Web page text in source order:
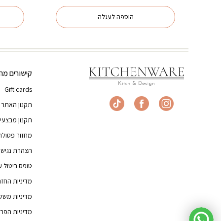
₪119.00.
הוספה לעגלה
קישורים
Gift cards
תקנון האתר
תקנון
מחזור
הצהרת
טופס
מדיניות
מדיניות
מדיניות